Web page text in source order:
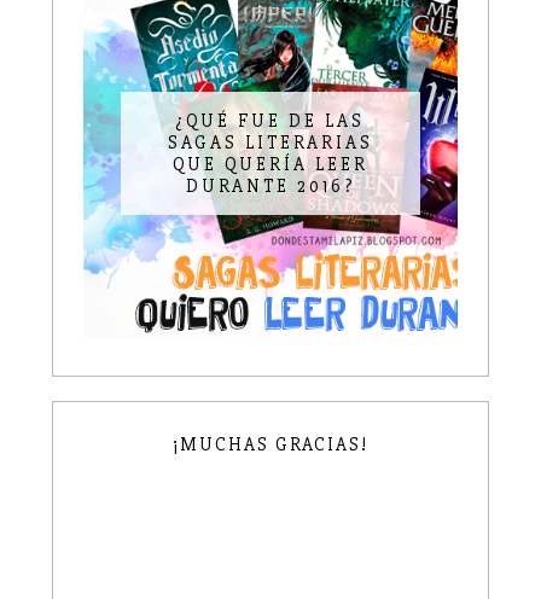
¿QUÉ FUE DE LAS
SAGAS LITERARIAS
QUE QUERÍA LEER
DURANTE 2016?
¡MUCHAS GRACIAS!